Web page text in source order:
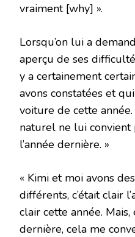
vraiment [why] ».
Lorsqu’on lui a
aperçu de ses
y a certainement
avons constatées et
voiture de cette
naturel ne lui
l’année dernière. »
« Kimi et moi avons
différents, c’était clair
clair cette année. Mais,
dernière, cela me